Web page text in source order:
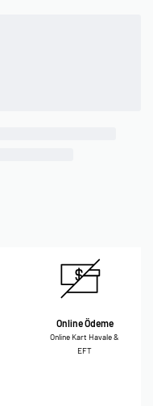
Online Ödeme
Online Kart Havale &
EFT